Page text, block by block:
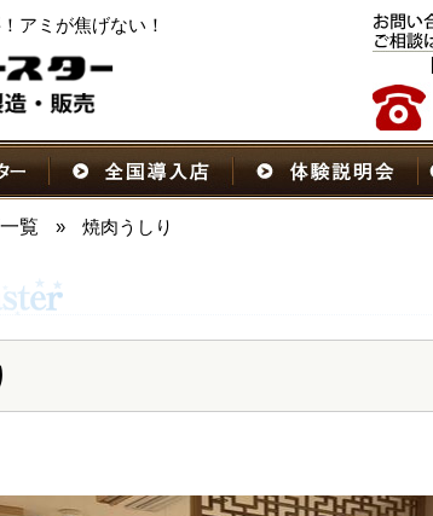
アミが焦げない！
覧 » 焼肉うしり